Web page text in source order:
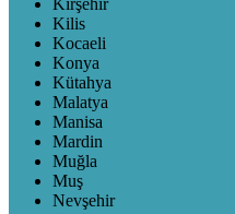
Kırşehir
Kilis
Kocaeli
Konya
Kütahya
Malatya
Manisa
Mardin
Muğla
Muş
Nevşehir